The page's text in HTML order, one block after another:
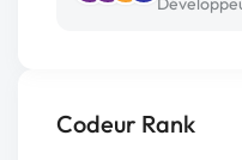
Codeur Rank